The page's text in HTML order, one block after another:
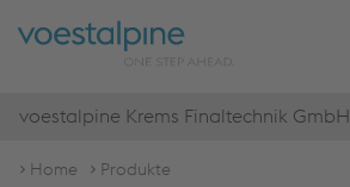
voestalpine Krems Finaltechnik GmbH
Home
Produkte